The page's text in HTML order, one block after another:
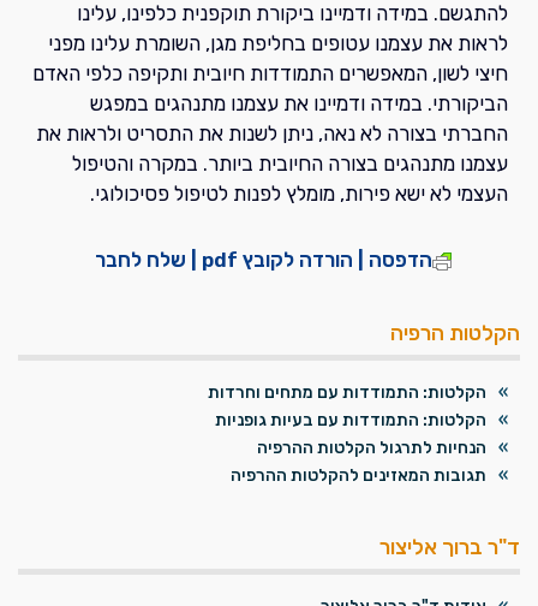
להתגשם. במידה ודמיינו ביקורת תוקפנית כלפינו, עלינו
לראות את עצמנו עטופים בחליפת מגן, השומרת עלינו מפני
חיצי לשון, המאפשרים התמודדות חיובית ותקיפה כלפי האדם
הביקורתי. במידה ודמיינו את עצמנו מתנהגים במפגש
החברתי בצורה לא נאה, ניתן לשנות את התסריט ולראות את
עצמנו מתנהגים בצורה החיובית ביותר. במקרה והטיפול
העצמי לא ישא פירות, מומלץ לפנות לטיפול פסיכולוגי.
הדפסה | הורדה לקובץ pdf | שלח לחבר
הקלטות הרפיה
הקלטות: התמודדות עם מתחים וחרדות
הקלטות: התמודדות עם בעיות גופניות
הנחיות לתרגול הקלטות ההרפיה
תגובות המאזינים להקלטות ההרפיה
ד"ר ברוך אליצור